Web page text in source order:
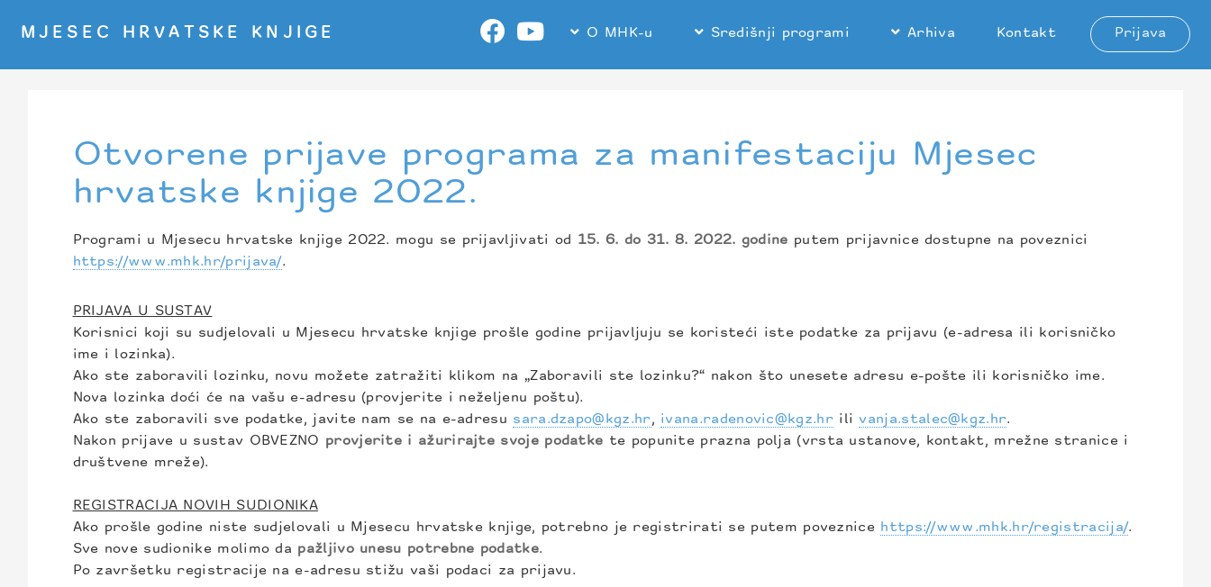
MJESEC HRVATSKE KNJIGE O MHK-u Središnji programi Arhiva Kontakt Prijava
Otvorene prijave programa za manifestaciju Mjesec
hrvatske knjige 2022.
Programi u Mjesecu hrvatske knjige 2022. mogu se prijavljivati od 15. 6. do 31. 8. 2022. godine putem prijavnice dostupne na poveznici
https://www.mhk.hr/prijava/.
PRIJAVA U SUSTAV
Korisnici koji su sudjelovali u Mjesecu hrvatske knjige prošle godine prijavljuju se koristeći iste podatke za prijavu (e-adresa ili korisničko
ime i lozinka).
Ako ste zaboravili lozinku, novu možete zatražiti klikom na „Zaboravili ste lozinku?“ nakon što unesete adresu e-pošte ili korisničko ime.
Nova lozinka doći će na vašu e-adresu (provjerite i neželjenu poštu).
Ako ste zaboravili sve podatke, javite nam se na e-adresu sara.dzapo@kgz.hr, ivana.radenovic@kgz.hrili vanja.stalec@kgz.hr.
Nakon prijave u sustav OBVEZNO provjerite i ažurirajte svoje podatke te popunite prazna polja (vrsta ustanove, kontakt, mrežne stranice i
društvene mreže).
REGISTRACIJA NOVIH SUDIONIKA
Ako prošle godine niste sudjelovali u Mjesecu hrvatske knjige, potrebno je registrirati se putem poveznice https://www.mhk.hr/registracija/.
Sve nove sudionike molimo da pažljivo unesu potrebne podatke.
Po završetku registracije na e-adresu stižu vaši podaci za prijavu.